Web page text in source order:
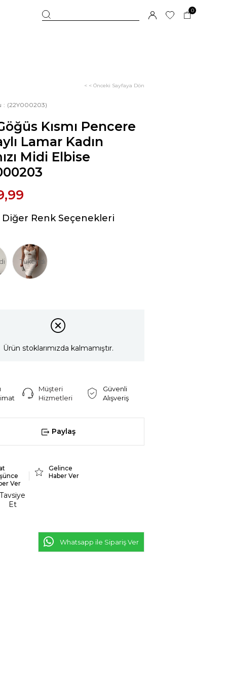
0
< < Önceki Sayfaya Dön
(22Y000203)
Kısmı Pencere
Lamar Kadın
Midi Elbise
Diğer Renk Seçenekleri
Tükendi
Ürün stoklarımızda kalmamıştır.
Müşteri
Hizmetleri
Güvenli
Alışveriş
Paylaş
Ver
Gelince
Haber Ver
Tavsiye
Et
Whatsapp ile Sipariş Ver